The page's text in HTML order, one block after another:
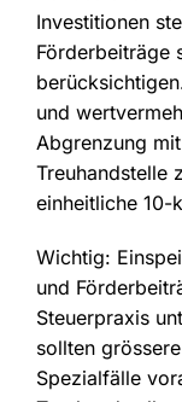
Investitionen
Förderbeiträge
und
Abgrenzung
Treuhandstelle
einheitliche 10-
Wichtig:
und
Steuerpraxis
sollten
Spezialfälle